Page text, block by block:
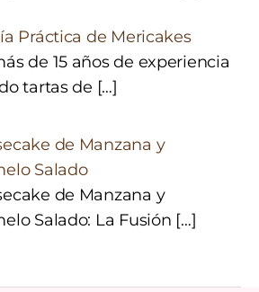
Práctica de Mericakes
de 15 años de experiencia
tartas de […]
de Manzana y
Salado
de Manzana y
Salado: La Fusión […]